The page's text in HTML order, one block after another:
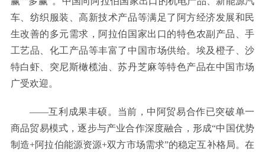
车、纺织服装、高新技术产品等满足了阿方经济发展和民
生改善的多元需求，阿拉伯国家出口的特色农副产品、手
工艺品、化工产品等丰富了中国市场供给。埃及橙子、沙
特白虾、突尼斯橄榄油、苏丹芝麻等特色产品在中国市场
广受欢迎。
——互利成果丰硕。当前，中阿贸易合作已突破单一
商品贸易模式，逐步与产业合作深度融合，形成“中国优势
制造+阿拉伯能源资源+双方市场需求”的稳定互补格局。在